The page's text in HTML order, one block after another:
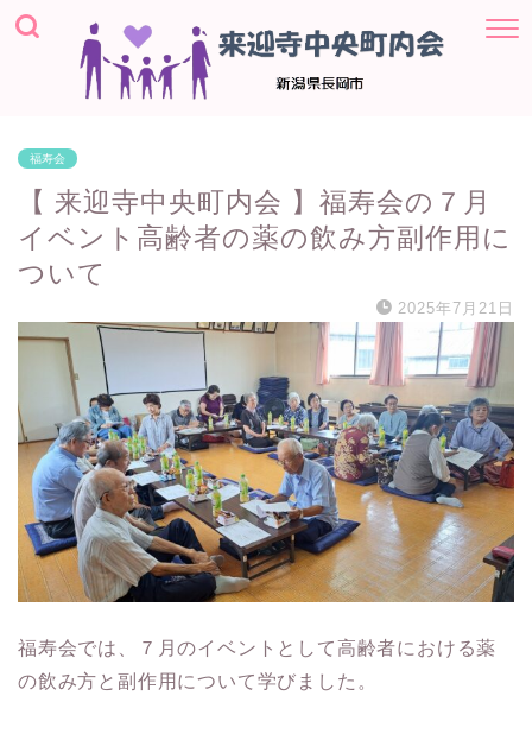
福寿会
【 来迎寺中央町内会 】福寿会の７月
イベント高齢者の薬の飲み方副作用に
ついて
2025年7月21日
福寿会では、７月のイベントとして高齢者における薬
の飲み方と副作用について学びました。